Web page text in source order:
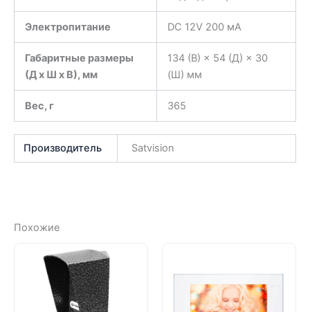
Электропитание DC 12V 200 мА
Габаритные размеры
(Д x Ш x В), мм
134 (В) × 54 (Д) × 30
(Ш) мм
Вес, г 365
Производитель Satvision
Похожие